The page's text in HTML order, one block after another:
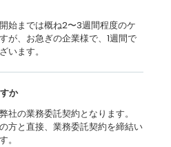
始までは概ね2〜3週間程度のケ
が、お急ぎの企業様で、1週間で
います。
か
社の業務委託契約となります。
方と直接、業務委託契約を締結い
。